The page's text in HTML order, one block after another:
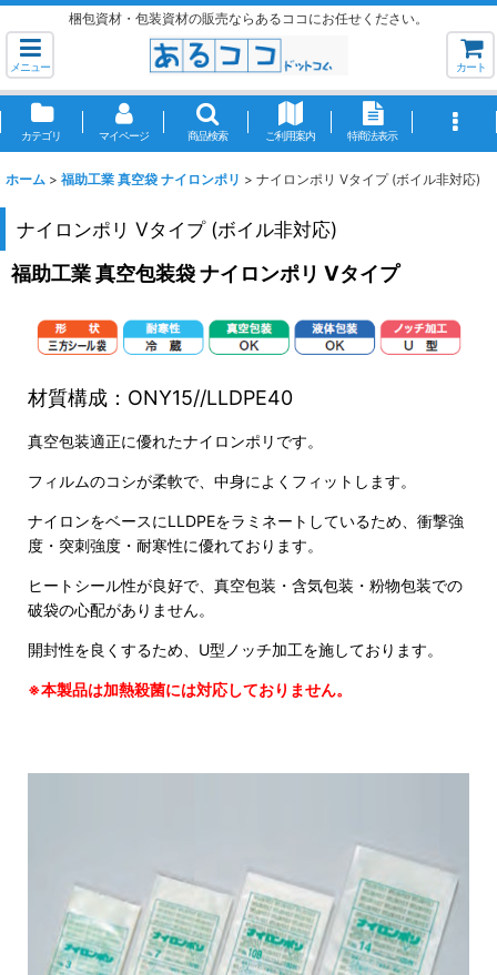
梱包資材・包装資材の販売ならあるココにお任せください。
メニュー カート
カテゴリ マイページ 商品検索 ご利用案内 特商法表示
ホーム > 福助工業 真空袋 ナイロンポリ > ナイロンポリ Vタイプ (ボイル非対応)
ナイロンポリ Vタイプ (ボイル非対応)
福助工業 真空包装袋 ナイロンポリ Vタイプ
材質構成：ONY15//LLDPE40
真空包装適正に優れたナイロンポリです。
フィルムのコシが柔軟で、中身によくフィットします。
ナイロンをベースにLLDPEをラミネートしているため、衝撃強
度・突刺強度・耐寒性に優れております。
ヒートシール性が良好で、真空包装・含気包装・粉物包装での
破袋の心配がありません。
開封性を良くするため、U型ノッチ加工を施しております。
※本製品は加熱殺菌には対応しておりません。